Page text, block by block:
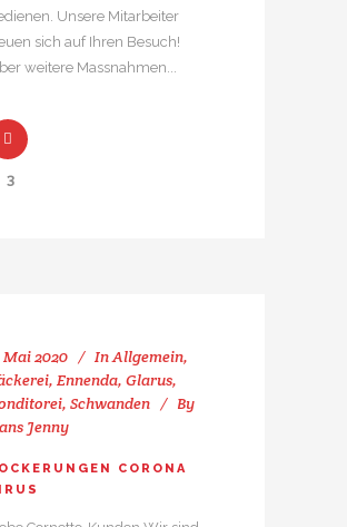
Unsere Mitarbeiter
sich auf Ihren Besuch!
weitere Massnahmen...
3
Mai 2020 InAllgemein,
, Ennenda, Glarus,
, Schwanden
By
Jenny
CORONA